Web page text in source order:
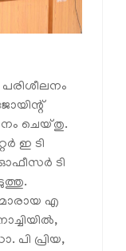
ചെയ്തു.
ഇ ടി
ടി
എ
പി പ്രിയ,